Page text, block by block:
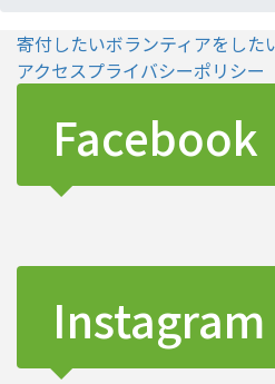
寄付したいボランティアをした
アクセスプライバシーポリシー
Facebook
Instagram